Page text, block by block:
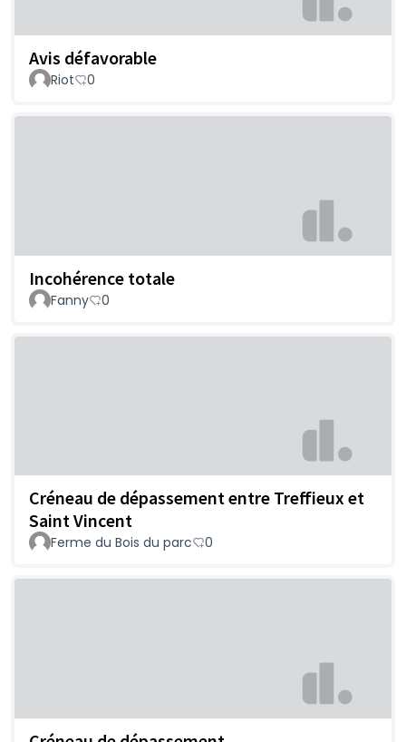
Avis défavorable
Riot 0
Incohérence totale
Fanny 0
Créneau de dépassement entre Treffieux et
Saint Vincent
Ferme du Bois du parc 0